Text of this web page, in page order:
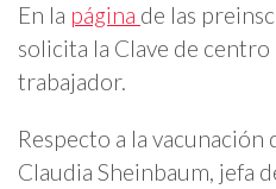
En la página de las
solicita la Clave de
trabajador.
Respecto a la
Claudia Sheinbaum, jefa